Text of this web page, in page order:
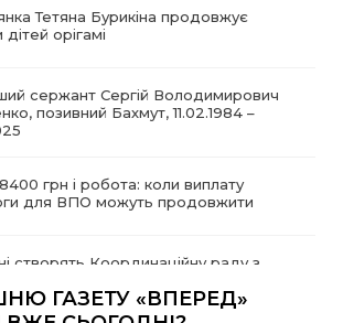
Тетяна Бурикіна продовжує
орігамі
сержант Сергій Володимирович
позивний Бахмут, 11.02.1984 –
грн і робота: коли виплату
для ВПО можуть продовжити
створять Координаційну раду з
ГАЗЕТУ «ВПЕРЕД»